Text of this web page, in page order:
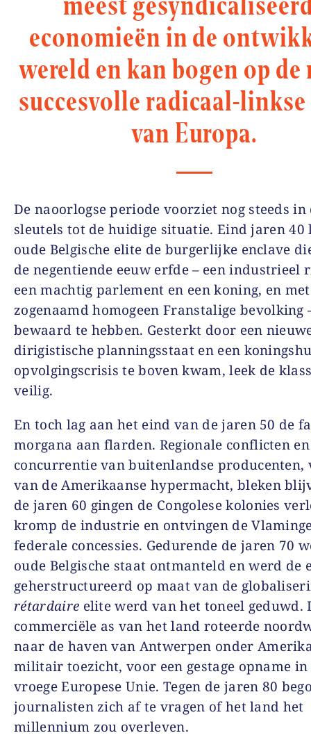
economieën in de
wereld en kan bogen op de
succesvolle radicaal-
van Europa.
De naoorlogse periode voorziet nog steeds in
sleutels tot de huidige situatie. Eind jaren 40
oude Belgische elite de burgerlijke enclave
de negentiende eeuw erfde – een industrieel
een machtig parlement en een koning, en
zogenaamd homogeen Franstalige bevolking
bewaard te hebben. Gesterkt door een
dirigistische planningsstaat en een
opvolgingscrisis te boven kwam, leek de
veilig.
En toch lag aan het eind van de jaren 50 de
morgana aan flarden. Regionale conflicten en
concurrentie van buitenlandse producenten,
van de Amerikaanse hypermacht, bleken
de jaren 60 gingen de Congolese kolonies
kromp de industrie en ontvingen de
federale concessies. Gedurende de jaren 70
oude Belgische staat ontmanteld en werd de
geherstructureerd op maat van de
rétardaire elite werd van het toneel geduwd.
commerciële as van het land roteerde
naar de haven van Antwerpen onder
militair toezicht, voor een gestage opname in
vroege Europese Unie. Tegen de jaren 80
journalisten zich af te vragen of het land het
millennium zou overleven.